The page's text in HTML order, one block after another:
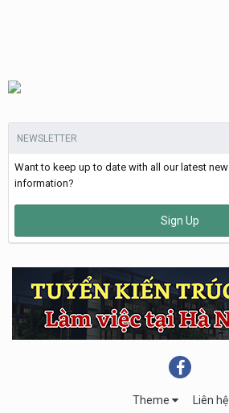
NEWSLETTER
Want to keep up to date with all our latest
information?
Sign Up
Theme Liên hệ